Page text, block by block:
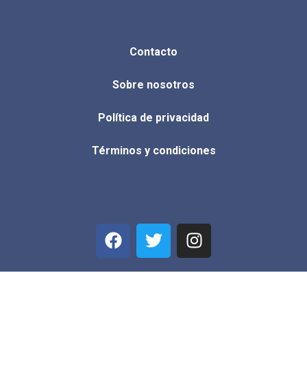
Contacto
Sobre nosotros
Política de privacidad
Términos y condiciones